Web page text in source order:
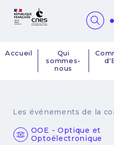
Navigation
Accueil
Qui
sommes-
nous
Les événements de la
OOE - Optique et
Optoélectronique